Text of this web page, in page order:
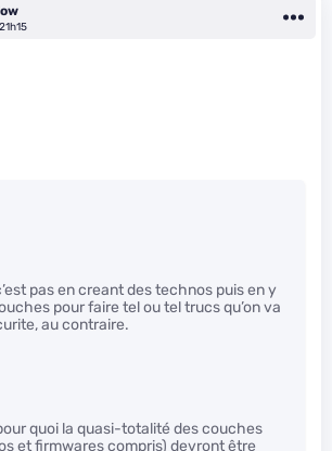
pas en creant des technos puis en y
pour faire tel ou tel trucs qu’on va
au contraire.
quoi la quasi-totalité des couches
et firmwares compris) devront être